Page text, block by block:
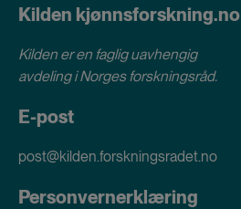
Kilden kjønnsforskning.no
Kilden er en faglig uavhengig
avdeling iNorges forskningsråd.
E-post
post@kilden.forskningsradet.no
Personvernerklæring